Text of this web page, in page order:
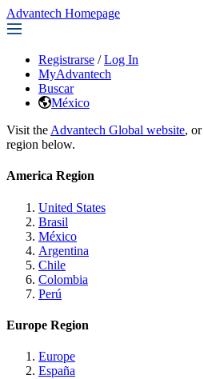
Advantech Homepage
Registrarse / Log In
MyAdvantech
Buscar
México
Visit the Advantech Global website,
region below.
America Region
United States
Brasil
México
Argentina
Chile
Colombia
Perú
Europe Region
Europe
España